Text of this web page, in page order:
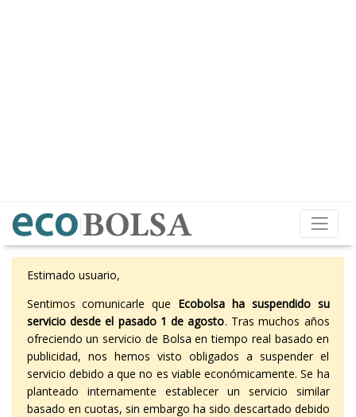
Estimado usuario,
Sentimos comunicarle que Ecobolsa ha suspendido su
servicio desde el pasado 1 de agosto. Tras muchos años
ofreciendo un servicio de Bolsa en tiempo real basado en
publicidad, nos hemos visto obligados a suspender el
servicio debido a que no es viable económicamente. Se ha
planteado internamente establecer un servicio similar
basado en cuotas, sin embargo ha sido descartado debido